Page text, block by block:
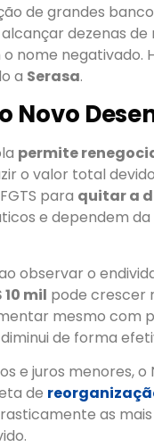
de grandes
dezenas
nome negativado.
a Serasa.
Novo
permite
o valor total
para quitar a
e dependem
observar o
mil pode crescer
mesmo com
de forma
e juros menores,
de
as